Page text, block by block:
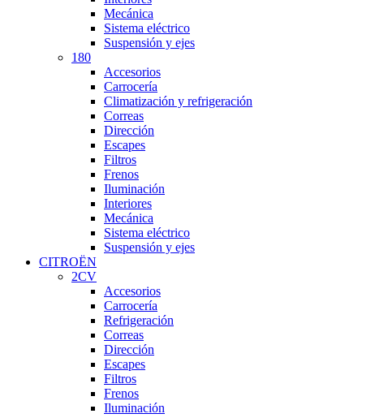
Mecánica
Sistema eléctrico
Suspensión y ejes
180
Accesorios
Carrocería
Climatización y refrigeración
Correas
Dirección
Escapes
Filtros
Frenos
Iluminación
Interiores
Mecánica
Sistema eléctrico
Suspensión y ejes
CITROËN
2CV
Accesorios
Carrocería
Refrigeración
Correas
Dirección
Escapes
Filtros
Frenos
Iluminación